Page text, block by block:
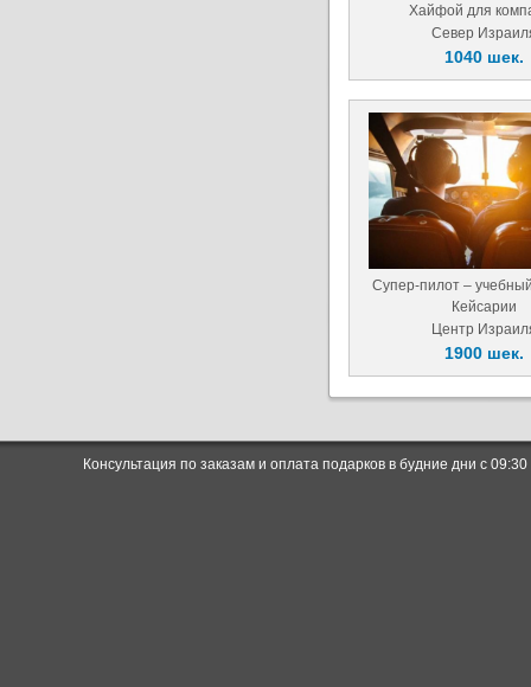
Хайфой для
Север
1040 шек.
Супер-пилот –
Кейсарии
Центр
1900 шек.
Консультация по заказам и оплата подарков в будние дни с